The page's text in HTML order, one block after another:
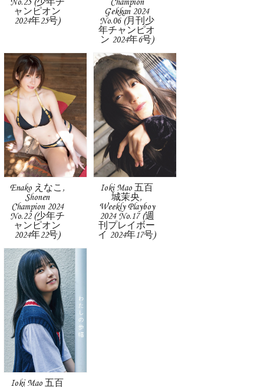
No.25 (少年チ
ャンピオン
2024年25号)
Champion
Gekkan 2024
No.06 (月刊少
年チャンピオ
ン 2024年6号)
Enako えなこ,
Shonen
Champion 2024
No.22 (少年チ
ャンピオン
2024年22号)
Ioki Mao 五百
城茉央,
Weekly Playboy
2024 No.17 (週
刊プレイボー
イ 2024年17号)
Ioki Mao 五百